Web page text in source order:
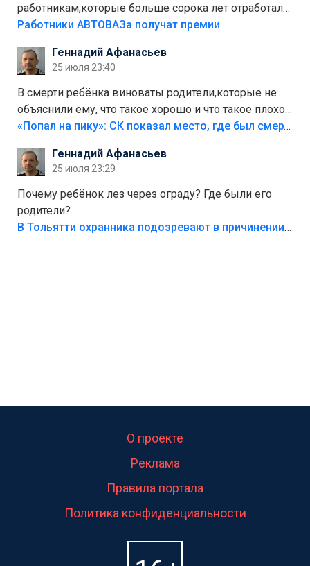
работникам,которые больше сорока лет отработали
на предприятии.
Работники АВТОВАЗа получат премии
Геннадий Афанасьев
25 июля 23:40
В смерти ребёнка виноваты родители,которые не
объяснили ему, что такое хорошо и что такое плохо!
Лезть через такой забор,верх безумия,есть же
свою судьбу.
«Попал на пику»: СК показал место, где был смертельно травмирован ребенок в Тольятти
Геннадий Афанасьев
25 июля 23:29
Почему ребёнок лез через ограду? Где были его
родители?
В Тольятти охранника подозревают в причинении смерти ребенку
О проекте
Реклама
Правила портала
Политика конфиденциальности